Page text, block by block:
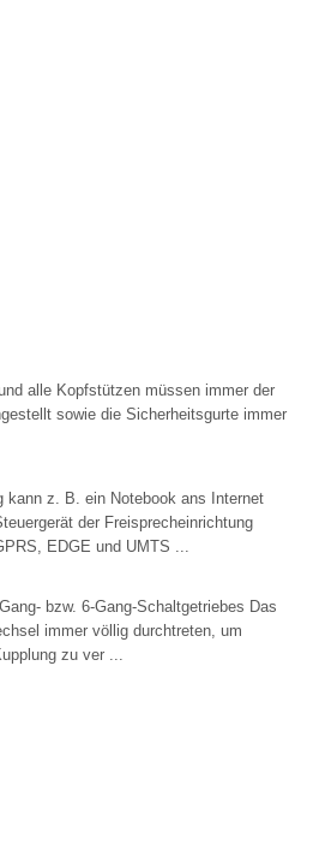
alle Kopfstützen müssen immer der
sowie die Sicherheitsgurte immer
kann z. B. ein Notebook ans Internet
der Freisprecheinrichtung
EDGE und UMTS ...
bzw. 6-Gang-Schaltgetriebes Das
immer völlig durchtreten, um
zu ver ...